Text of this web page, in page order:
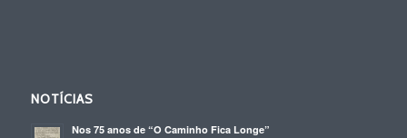
NOTÍCIAS
Nos 75 anos de “O Caminho Fica Longe”